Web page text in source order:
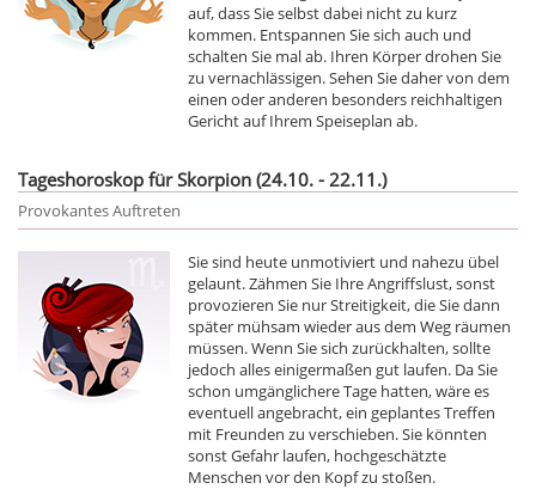
auf, dass Sie selbst dabei nicht zu kurz
kommen. Entspannen Sie sich auch und
schalten Sie mal ab. Ihren Körper drohen Sie
zu vernachlässigen. Sehen Sie daher von dem
einen oder anderen besonders reichhaltigen
Gericht auf Ihrem Speiseplan ab.
Tageshoroskop für Skorpion (24.10. - 22.11.)
Provokantes Auftreten
Sie sind heute unmotiviert und nahezu übel
gelaunt. Zähmen Sie Ihre Angriffslust, sonst
provozieren Sie nur Streitigkeit, die Sie dann
später mühsam wieder aus dem Weg räumen
müssen. Wenn Sie sich zurückhalten, sollte
jedoch alles einigermaßen gut laufen. Da Sie
schon umgänglichere Tage hatten, wäre es
eventuell angebracht, ein geplantes Treffen
mit Freunden zu verschieben. Sie könnten
sonst Gefahr laufen, hochgeschätzte
Menschen vor den Kopf zu stoßen.